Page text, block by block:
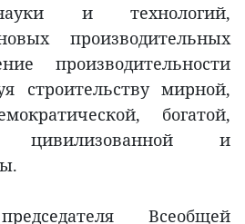
и технологий,
производительных
производительности
строительству мирной,
богатой,
цивилизованной и
Всеобщей